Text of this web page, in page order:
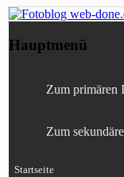
Canon,
Hauptmenü
Zum primären
Zum
Startseite